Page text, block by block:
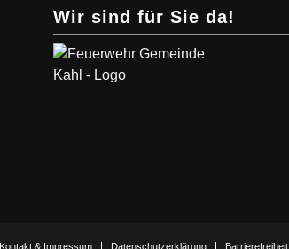
Wir sind für Sie da!
Kontakt & Impressum Datenschutzerklärung Barrierefreiheit